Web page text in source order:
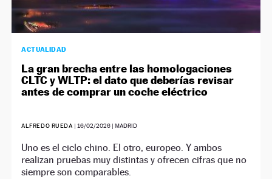
ACTUALIDAD
La gran brecha entre las homologaciones
CLTC y WLTP: el dato que deberías revisar
antes de comprar un coche eléctrico
ALFREDO RUEDA | 16/02/2026| MADRID
Uno es el ciclo chino. El otro, europeo. Y ambos
realizan pruebas muy distintas y ofrecen cifras que no
siempre son comparables.